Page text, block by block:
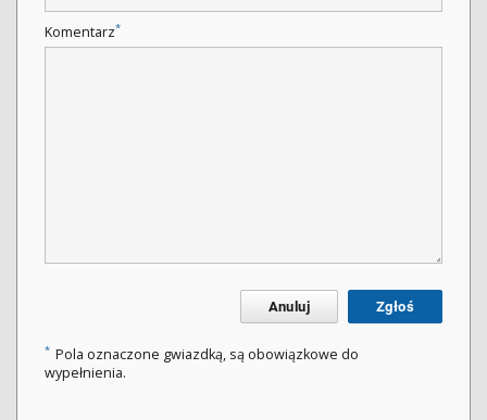
Komentarz*
Anuluj Zgłoś
* Pola oznaczone gwiazdką, są obowiązkowe do
wypełnienia.